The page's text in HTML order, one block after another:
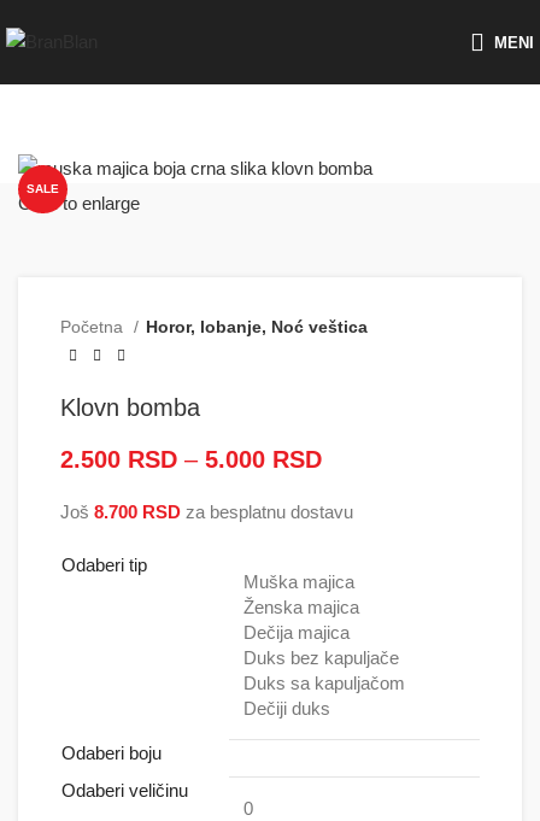
MENI
SALE
Click to enlarge
Početna Horor, lobanje, Noć veštica
Klovn bomba
2.500 RSD – 5.000 RSD
5.000 RSD
Još 8.700 RSD za besplatnu dostavu
Odaberi tip
Muška majica
Ženska majica
Dečija majica
Duks bez kapuljače
Duks sa kapuljačom
Dečiji duks
Odaberi boju
Odaberi veličinu
0
Besplatna dostava za porudžbine preko